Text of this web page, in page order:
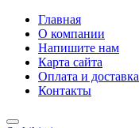
Главная
О компании
Напишите нам
Карта сайта
Оплата и доставка
Контакты